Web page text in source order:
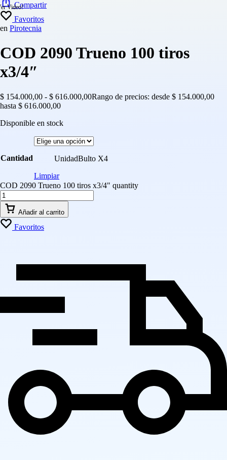
Compartir
Favoritos
en Pirotecnia
COD 2090 Trueno 100 tiros
x3/4″
$ 154.000,00 - $ 616.000,00Rango de precios: desde $ 154.000,00
hasta $ 616.000,00
Disponible en stock
Cantidad UnidadBulto X4
Limpiar
COD 2090 Trueno 100 tiros x3/4" quantity
Añadir al carrito
Favoritos